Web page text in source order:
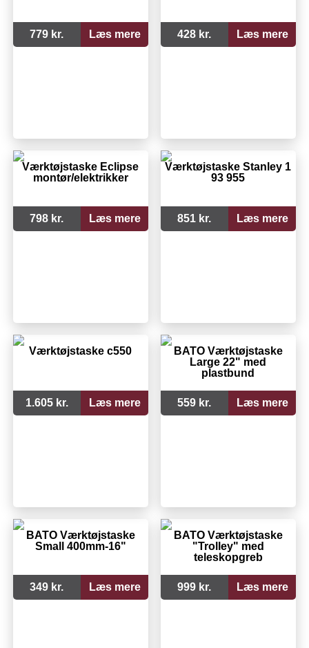
779 kr. Læs mere 428 kr. Læs mere
Værktøjstaske Eclipse
montør/elektrikker
798 kr. Læs mere
Værktøjstaske Stanley 1
93 955
851 kr. Læs mere
Værktøjstaske c550
1.605 kr. Læs mere
BATO Værktøjstaske
Large 22" med
plastbund
559 kr. Læs mere
BATO Værktøjstaske
Small 400mm-16"
349 kr. Læs mere
BATO Værktøjstaske
"Trolley" med
teleskopgreb
999 kr. Læs mere